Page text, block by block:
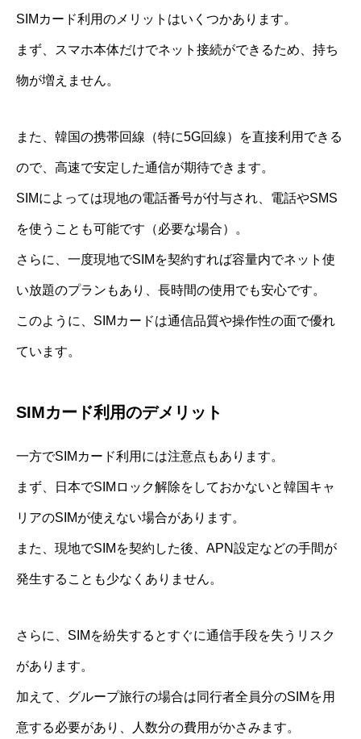
SIMカード利用のメリットはいくつかあります。
まず、スマホ本体だけでネット接続ができるため、持ち
物が増えません。
また、韓国の携帯回線（特に5G回線）を直接利用できる
ので、高速で安定した通信が期待できます。
SIMによっては現地の電話番号が付与され、電話やSMS
を使うことも可能です（必要な場合）。
さらに、一度現地でSIMを契約すれば容量内でネット使
い放題のプランもあり、長時間の使用でも安心です。
このように、SIMカードは通信品質や操作性の面で優れ
ています。
SIMカード利用のデメリット
一方でSIMカード利用には注意点もあります。
まず、日本でSIMロック解除をしておかないと韓国キャ
リアのSIMが使えない場合があります。
また、現地でSIMを契約した後、APN設定などの手間が
発生することも少なくありません。
さらに、SIMを紛失するとすぐに通信手段を失うリスク
があります。
加えて、グループ旅行の場合は同行者全員分のSIMを用
意する必要があり、人数分の費用がかさみます。